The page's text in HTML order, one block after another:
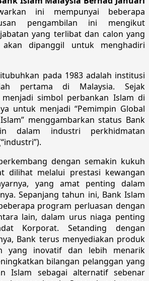
ini mempunyai beberapa
pengambilan ini mengikut
yang terlibat dan calon yang
akan dipanggil untuk menghadiri
pada 1983 adalah institusi
pertama di Malaysia. Sejak
simbol perbankan Islam di
untuk menjadi “Pemimpin Global
menggambarkan status Bank
dalam industri perkhidmatan
dengan semakin kukuh
dilihat melalui prestasi kewangan
yang amat penting dalam
Sepanjang tahun ini, Bank Islam
program perluasan dengan
lain, dalam urus niaga penting
Korporat. Setanding dengan
Bank terus menyediakan produk
yang inovatif dan lebih menarik
bilangan pelanggan yang
Islam sebagai alternatif sebenar